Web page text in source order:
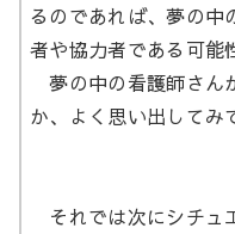
るのであれば、夢の中
者や協力者である可能
夢の中の看護師さん
か、よく思い出してみ
それでは次にシチュ